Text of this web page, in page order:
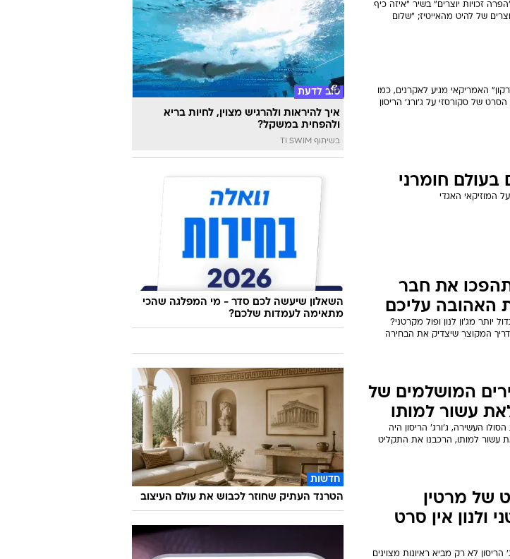
זכויות יוצרים" בשיר "איזה כיף
של להיט מהאייטיז; "שלום
האמריקאי מגיע לאקרנים, כמו
של סקורסזי על ג'ורג' הריסון
בעולם חומרני
המוזיקאי האגדי
תהפכו את חבר
האהובה עליכם
יותר מג'ון לנון ופול מקרטני?
המקוצר שיצדיק את הבחירה
המושלמים של
עשור למותו
העשירה, ג'ורג' הריסון היה
עשור למותו, הרכבנו את התקליט
של מרטין
ולנון אין סרט
לא רק מביא ראיונות מצוינים
טוב לדעת
איך להיראות ולהרגיש מצוין, לחיות בריא
ולהפחית במשקל?
בשיתוף TI SWIM
השאלון שיעשה לכם סדר - מי המפלגה שהכי
מתאימה לעמדות שלכם?
חדשות
הטרנד העתיק שחוזר לכבוש את עולם העיצוב